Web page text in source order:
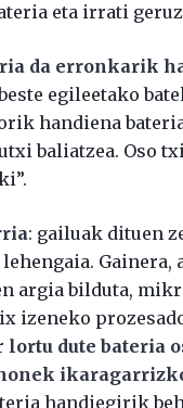
eta irrati
da erronkarik
egileetako
handiena
baliatzea. Oso
: gailuak dituen
Gainera,
argia bilduta,
izeneko
lortu dute bateria
handiegirik